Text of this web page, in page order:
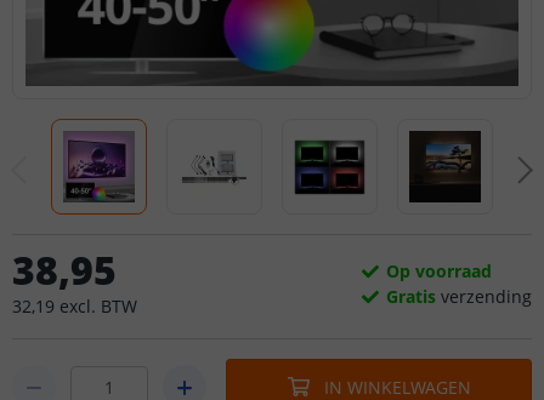
38,95
32,19 excl. BTW
Op voorraad
Gratis verzending
IN WINKELWAGEN